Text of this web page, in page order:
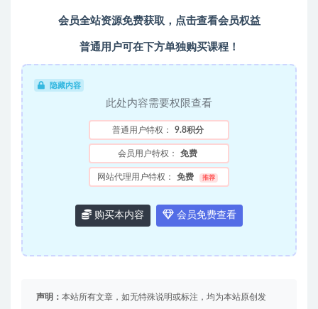
会员全站资源免费获取，点击查看会员权益
普通用户可在下方单独购买课程！
隐藏内容
此处内容需要权限查看
普通用户特权： 9.8积分
会员用户特权： 免费
网站代理用户特权： 免费 推荐
购买本内容 会员免费查看
声明： 本站所有文章，如无特殊说明或标注，均为本站原创发